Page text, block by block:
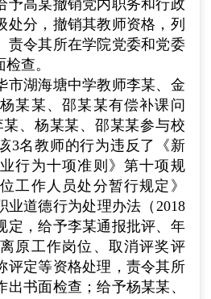
予高某撤销党内职务和行政
处分，撤销其教师资格，列
责令其所在学院党委和党委
查。
湖海塘中学教师李某、金
某某、邵某某有偿补课问
某、杨某某、邵某某参与校
3名教师的行为违反了《新
行为十项准则》第十项规
工作人员处分暂行规定》
业道德行为处理办法（ 2018
定，给予李某通报批评、年
原工作岗位、取消评奖评
评定等资格处理，责令其所
书面检查；给予杨某某、